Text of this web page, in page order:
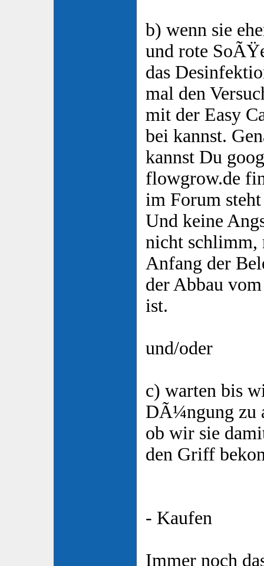
b) wenn sie
und rote
das
mal den
mit der Easy
bei kannst.
kannst Du
flowgrow.de
im Forum steht
Und keine
nicht schlimm,
Anfang der
der Abbau
ist.
und/oder
c) warten bis
DÃ¼ngung zu
ob wir sie
den Griff
- Kaufen
Immer noch